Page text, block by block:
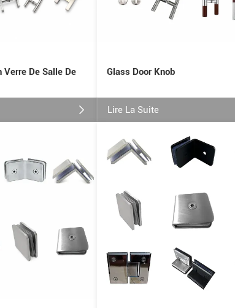
Verre De Salle De
Glass Door Knob
Lire La Suite